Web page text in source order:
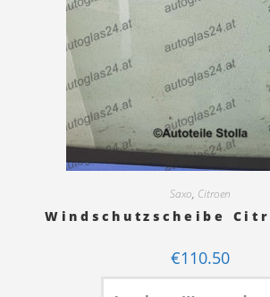
Saxo, Citroen
Windschutzscheibe
€110.50